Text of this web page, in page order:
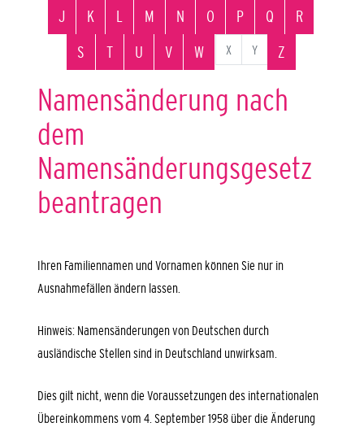
J
K L M N O P Q
R
S
T U V W X Y Z
Namensänderung nach
dem
Namensänderungsgesetz
beantragen
Ihren Familiennamen und Vornamen können Sie nur in
Ausnahmefällen ändern lassen.
Hinweis: Namensänderungen von Deutschen durch
ausländische Stellen sind in Deutschland unwirksam.
Dies gilt nicht, wenn die Voraussetzungen des internationalen
Übereinkommens vom 4. September 1958 über die Änderung